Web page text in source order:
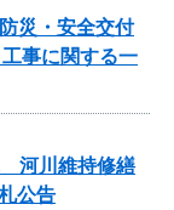
災・安全交付
事に関する一
河川維持修繕
公告